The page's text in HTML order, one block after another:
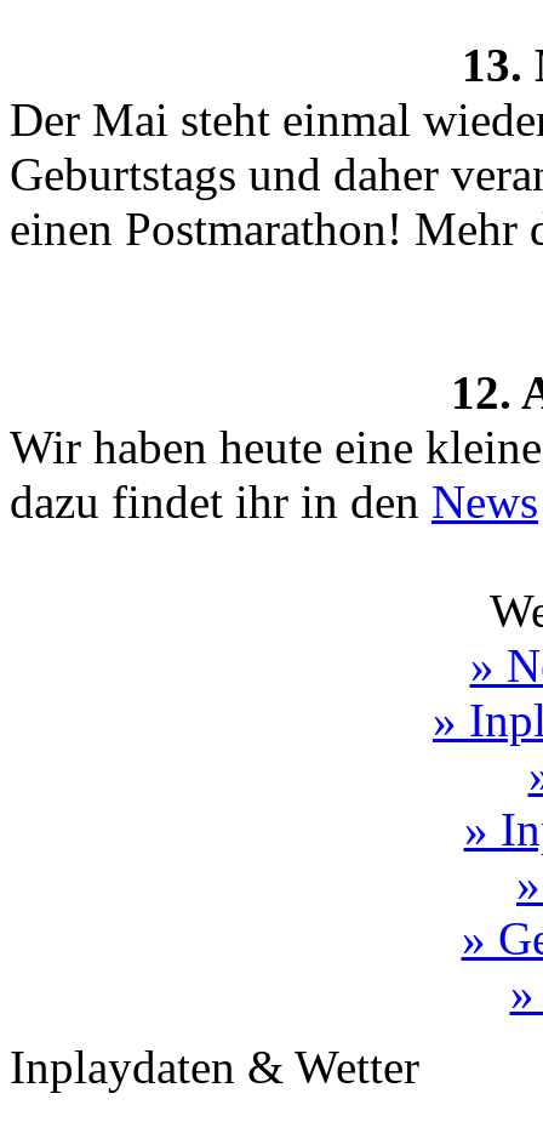
13.
Der Mai steht einmal
Geburtstags und daher
einen Postmarathon! Mehr
12.
Wir haben heute eine
dazu findet ihr in den News
»
»
»
»
Inplaydaten & Wetter